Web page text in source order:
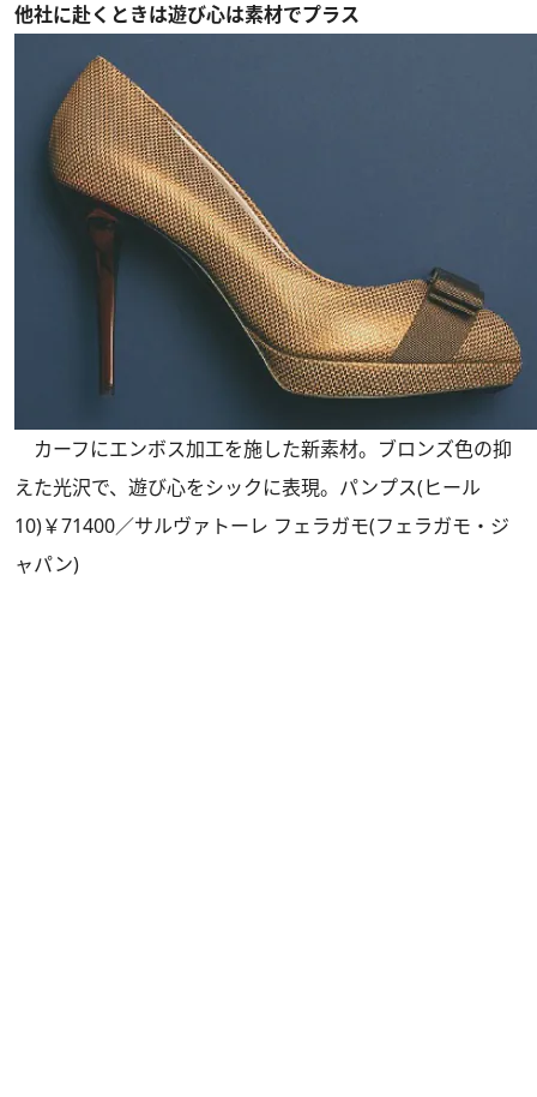
他社に赴くときは遊び心は素材でプラス
カーフにエンボス加工を施した新素材。ブロンズ色の抑
えた光沢で、遊び心をシックに表現。パンプス(ヒール
10)￥71400／サルヴァトーレ フェラガモ(フェラガモ・ジ
ャパン)